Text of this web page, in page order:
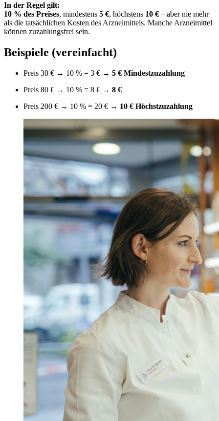
In der Regel gilt:
10 % des Preises, mindestens 5 €, höchstens 10 € – aber nie mehr
als die tatsächlichen Kosten des Arzneimittels. Manche Arzneimittel
können zuzahlungsfrei sein.
Beispiele (vereinfacht)
Preis 30 € → 10 % = 3 € → 5 € Mindestzuzahlung
Preis 80 € → 10 % = 8 € → 8 €
Preis 200 € → 10 % = 20 € → 10 € Höchstzuzahlung